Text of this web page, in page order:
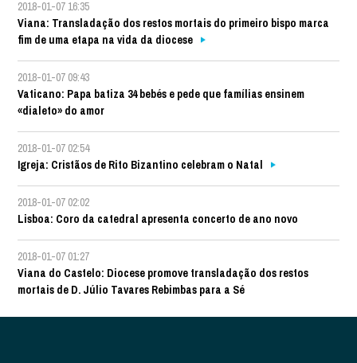
2018-01-07 16:35
Viana: Transladação dos restos mortais do primeiro bispo marca
fim de uma etapa na vida da diocese
2018-01-07 09:43
Vaticano: Papa batiza 34 bebés e pede que famílias ensinem
«dialeto» do amor
2018-01-07 02:54
Igreja: Cristãos de Rito Bizantino celebram o Natal
2018-01-07 02:02
Lisboa: Coro da catedral apresenta concerto de ano novo
2018-01-07 01:27
Viana do Castelo: Diocese promove transladação dos restos
mortais de D. Júlio Tavares Rebimbas para a Sé